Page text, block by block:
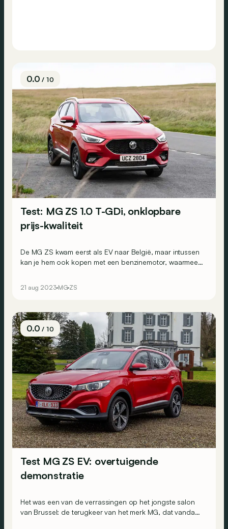
0.0/ 10
Test: MG ZS 1.0 T-GDi, onklopbare
prijs-kwaliteit
De MG ZS kwam eerst als EV naar België, maar intussen
kan je hem ook kopen met een benzinemotor, waarmee
21 aug 2023 MG ZS
0.0/ 10
Test MG ZS EV: overtuigende
demonstratie
Het was een van de verrassingen op het jongste salon
van Brussel: de terugkeer van het merk MG, dat vandaag